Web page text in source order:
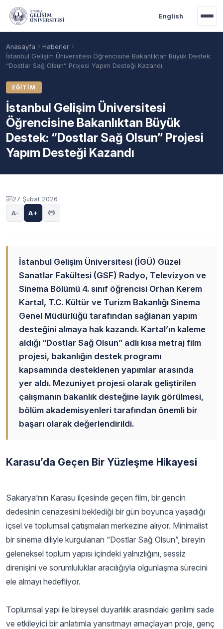
Ana içeriğe geç
English
Anasayfa
Haberler
İstanbul Gelişim Üniversitesi Öğrencisine Bakanlıktan Büyük Destek:
“Dostlar Sağ Olsun” Projesi Yapım Desteği Kazandı
EĞITIM
İstanbul Gelişim Üniversitesi
Öğrencisine Bakanlıktan Büyük
Destek: “Dostlar Sağ Olsun” Projesi
Yapım Desteği Kazandı
27 Şubat 2026
A- A+
İstanbul Gelişim Üniversitesi (İGÜ) Güzel
Sanatlar Fakültesi (GSF) Radyo, Televizyon ve
Sinema Bölümü 4. sınıf öğrencisi Orhan Kerem
Kartal, T.C. Kültür ve Turizm Bakanlığı Sinema
Genel Müdürlüğü tarafından sağlanan yapım
desteğini almaya hak kazandı. Kartal’ın kaleme
aldığı “Dostlar Sağ Olsun” adlı kısa metraj film
projesi, bakanlığın destek programı
kapsamında desteklenen yapımlar arasında
yer aldı. Mezuniyet projesi olarak geliştirilen
çalışmanın bakanlık desteğine layık görülmesi,
bölüm akademisyenleri tarafından önemli bir
başarı olarak değerlendirildi.
Karasu’da Geçen Bir Yüzleşme Hikayesi
Sakarya’nın Karasu ilçesinde geçen film, bir gencin
dedesinin cenazesini beklediği bir gün boyunca yaşadığı
içsel ve toplumsal çatışmaları merkezine alıyor. Minimalist
bir sinema diliyle kurgulanan “Dostlar Sağ Olsun”, bireyin
geleneksel toplum yapısı içindeki yalnızlığını, sessiz
direnişini ve sorumluluklar aracılığıyla olgunlaşma sürecini
ele almayı hedefliyor.
Toplumsal yapı ile bireysel duyarlılık arasındaki gerilimi sade
ve etkileyici bir anlatımla yansıtmayı amaçlayan proje, genç